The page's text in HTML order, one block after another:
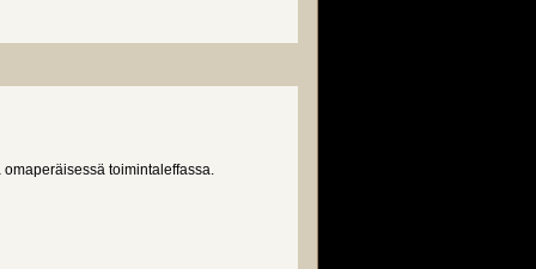
toimintaleffassa.